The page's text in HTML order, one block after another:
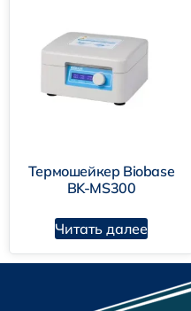
Термошейкер Biobase
BK-MS300
Читать далее